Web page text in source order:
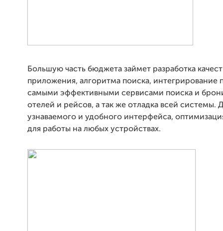
Большую часть бюджета займет разработка
приложения, алгоритма поиска, интегрирование
самыми эффективными сервисами поиска и
отелей и рейсов, а так же отладка всей системы.
узнаваемого и удобного интерфейса,
для работы на любых устройствах.